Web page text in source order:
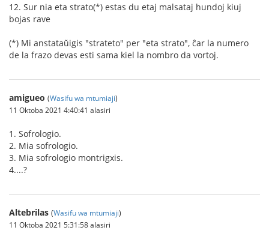
12. Sur nia eta strato(*) estas du etaj malsataj hundoj kiuj
bojas rave
(*) Mi anstataŭigis "strateto" per "eta strato", ĉar la numero
de la frazo devas esti sama kiel la nombro da vortoj.
amigueo (Wasifu wa mtumiaji)
11 Oktoba 2021 4:40:41 alasiri
1. Sofrologio.
2. Mia sofrologio.
3. Mia sofrologio montrigxis.
4....?
Altebrilas (Wasifu wa mtumiaji)
11 Oktoba 2021 5:31:58 alasiri